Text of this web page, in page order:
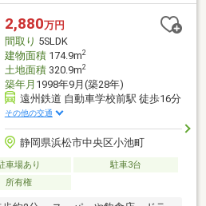
2,880万円
間取り 5SLDK
建物面積174.9m2
土地面積320.9m2
築年月 1998年9月(築28年)
遠州鉄道 自動車学校前駅 徒歩16分
その他の交通
静岡県浜松市中央区小池町
車場あり
駐車3台
所有権